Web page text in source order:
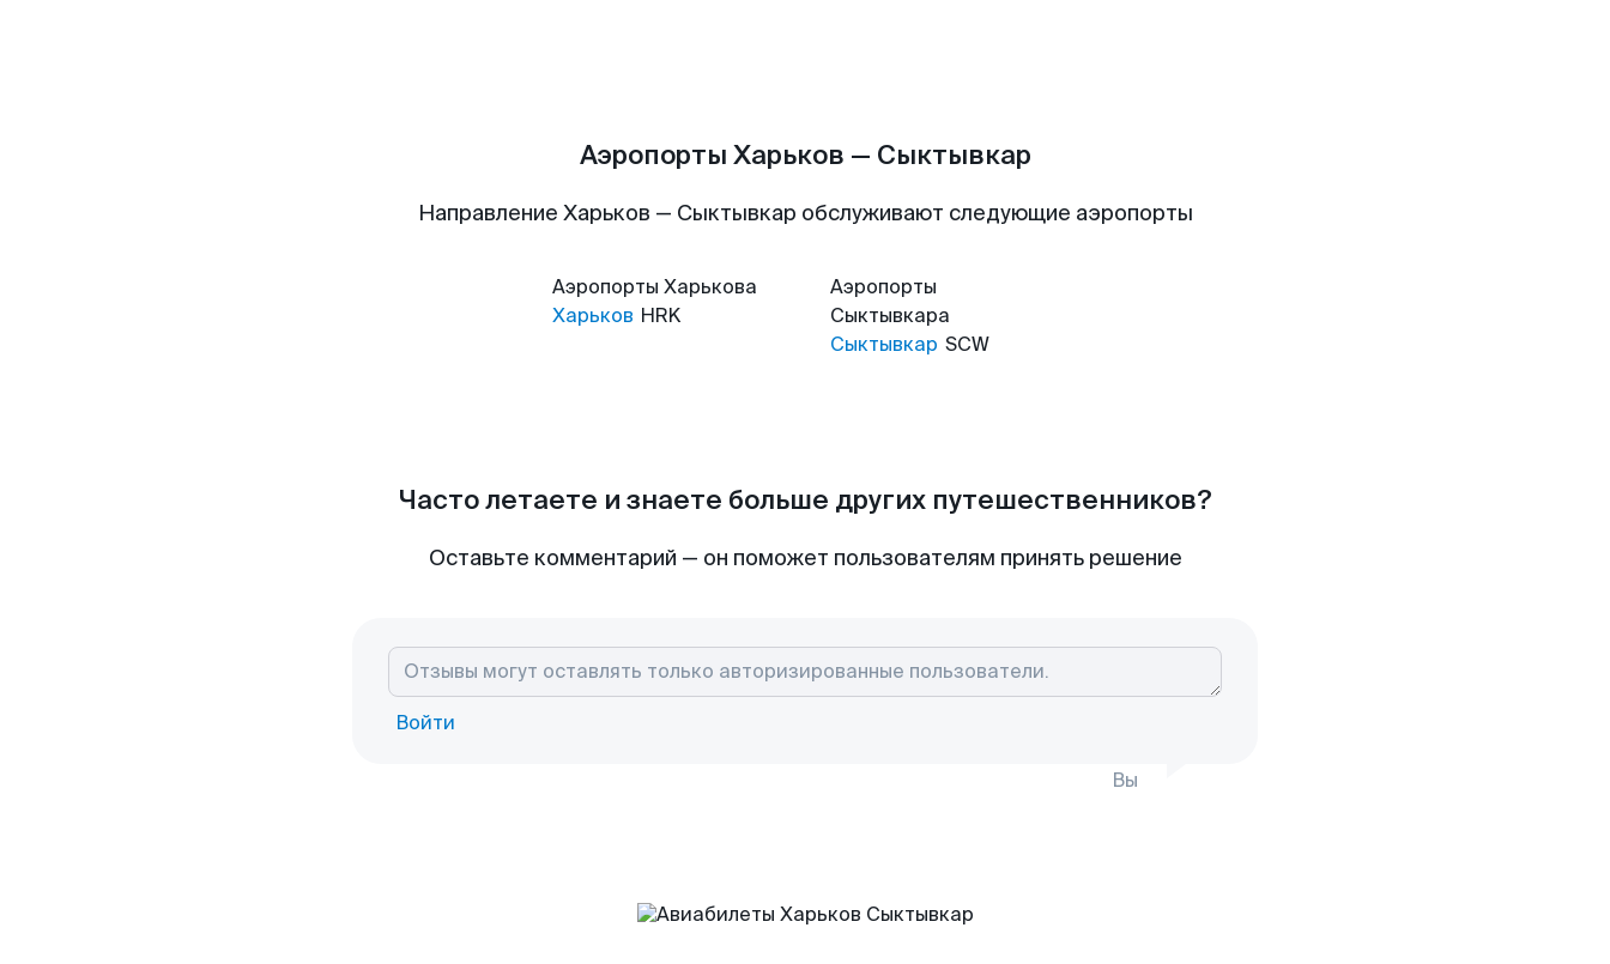
Аэропорты Харьков — Сыктывкар
Направление Харьков — Сыктывкар обслуживают следующие аэропорты
Аэропорты Харькова
Харьков HRK
Аэропорты
Сыктывкара
Сыктывкар SCW
Часто летаете и знаете больше других путешественников?
Оставьте комментарий — он поможет пользователям принять решение
Войти
Вы